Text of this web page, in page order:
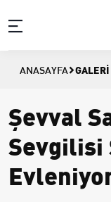
ANASAYFA GALERI
Şevval
Sevgilisi